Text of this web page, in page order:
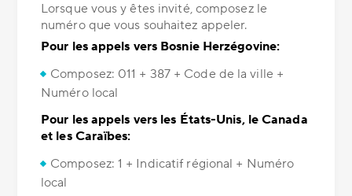
Lorsque vous y êtes invité, composez le
numéro que vous souhaitez appeler.
Pour les appels vers Bosnie Herzégovine:
Composez: 011 + 387 + Code de la ville +
Numéro local
Pour les appels vers les États-Unis, le Canada
et les Caraïbes:
Composez: 1 + Indicatif régional + Numéro
local